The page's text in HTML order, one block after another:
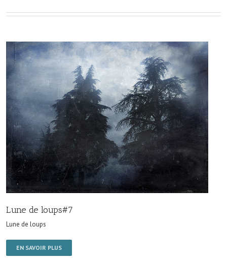
Lune de loups#7
Lune de loups
EN SAVOIR PLUS